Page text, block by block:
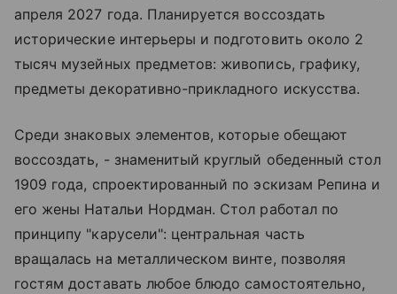
апреля 2027 года. Планируется воссоздать
исторические интерьеры и подготовить около 2
тысяч музейных предметов: живопись, графику,
предметы декоративно-прикладного искусства.
Среди знаковых элементов, которые обещают
воссоздать, - знаменитый круглый обеденный стол
1909 года, спроектированный по эскизам Репина и
его жены Натальи Нордман. Стол работал по
принципу "карусели": центральная часть
вращалась на металлическом винте, позволяя
гостям доставать любое блюдо самостоятельно,